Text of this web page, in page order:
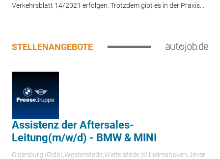
Verkehrsblatt 14/2021 erfolgen. Trotzdem gibt es in der Praxis...
STELLENANGEBOTE
Assistenz der Aftersales-
Leitung(m/w/d) - BMW & MINI
Oldenburg (Oldb);Westerstede;Wiefelstede;Wilhelmshaven;Jever